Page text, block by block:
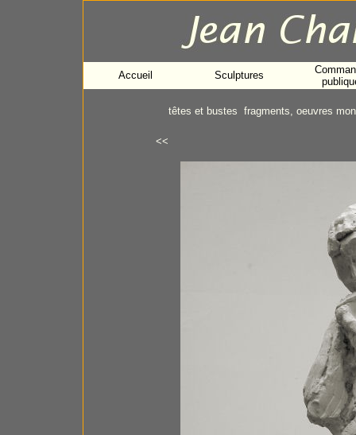
Accueil Sculptures
têtes et bustes fragments, oeuvres
<<